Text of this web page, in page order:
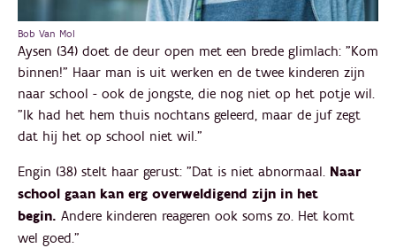
Bob Van Mol
Aysen (34) doet de deur open met een brede glimlach: "Kom
binnen!" Haar man is uit werken en de twee kinderen zijn
naar school - ook de jongste, die nog niet op het potje wil.
"Ik had het hem thuis nochtans geleerd, maar de juf zegt
dat hij het op school niet wil."
Engin (38) stelt haar gerust: "Dat is niet abnormaal. Naar
school gaan kan erg overweldigend zijn in het
begin. Andere kinderen reageren ook soms zo. Het komt
wel goed."